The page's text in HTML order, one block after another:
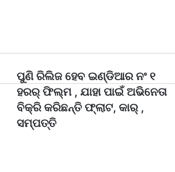
ପୁଣି ରିଲିଜ ହେବ ଇଣ୍ଡିଆର ନଂ ୧
ହରର୍ ଫିଲ୍ମ , ଯାହା ପାଇଁ ଅଭିନେତା
ବିକ୍ରି କରିଛନ୍ତି ଫ୍ଲାଟ, କାର୍ ,
ସମ୍ପତ୍ତି